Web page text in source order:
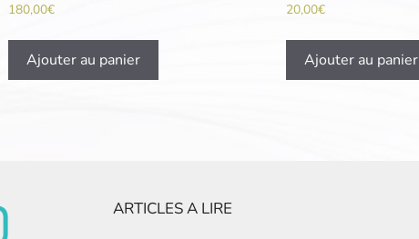
180,00€
Ajouter au panier
20,00€
Ajouter au panier
ARTICLES A LIRE